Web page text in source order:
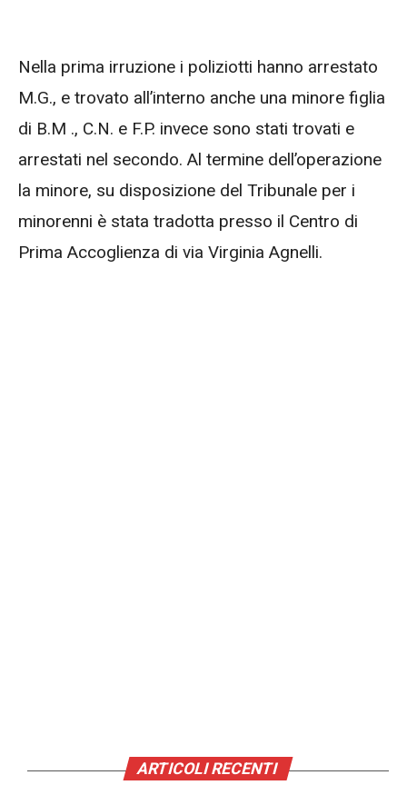
Nella prima irruzione i poliziotti hanno arrestato
M.G., e trovato all’interno anche una minore figlia
di B.M ., C.N. e F.P. invece sono stati trovati e
arrestati nel secondo. Al termine dell’operazione
la minore, su disposizione del Tribunale per i
minorenni è stata tradotta presso il Centro di
Prima Accoglienza di via Virginia Agnelli.
ARTICOLI RECENTI